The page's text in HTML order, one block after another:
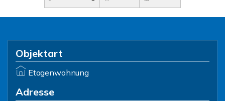
Objektart
Etagenwohnung
Adresse